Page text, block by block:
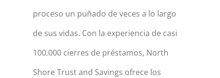
proceso un puñado de veces a lo largo
de sus vidas. Con la experiencia de casi
100.000 cierres de préstamos, North
Shore Trust and Savings ofrece los